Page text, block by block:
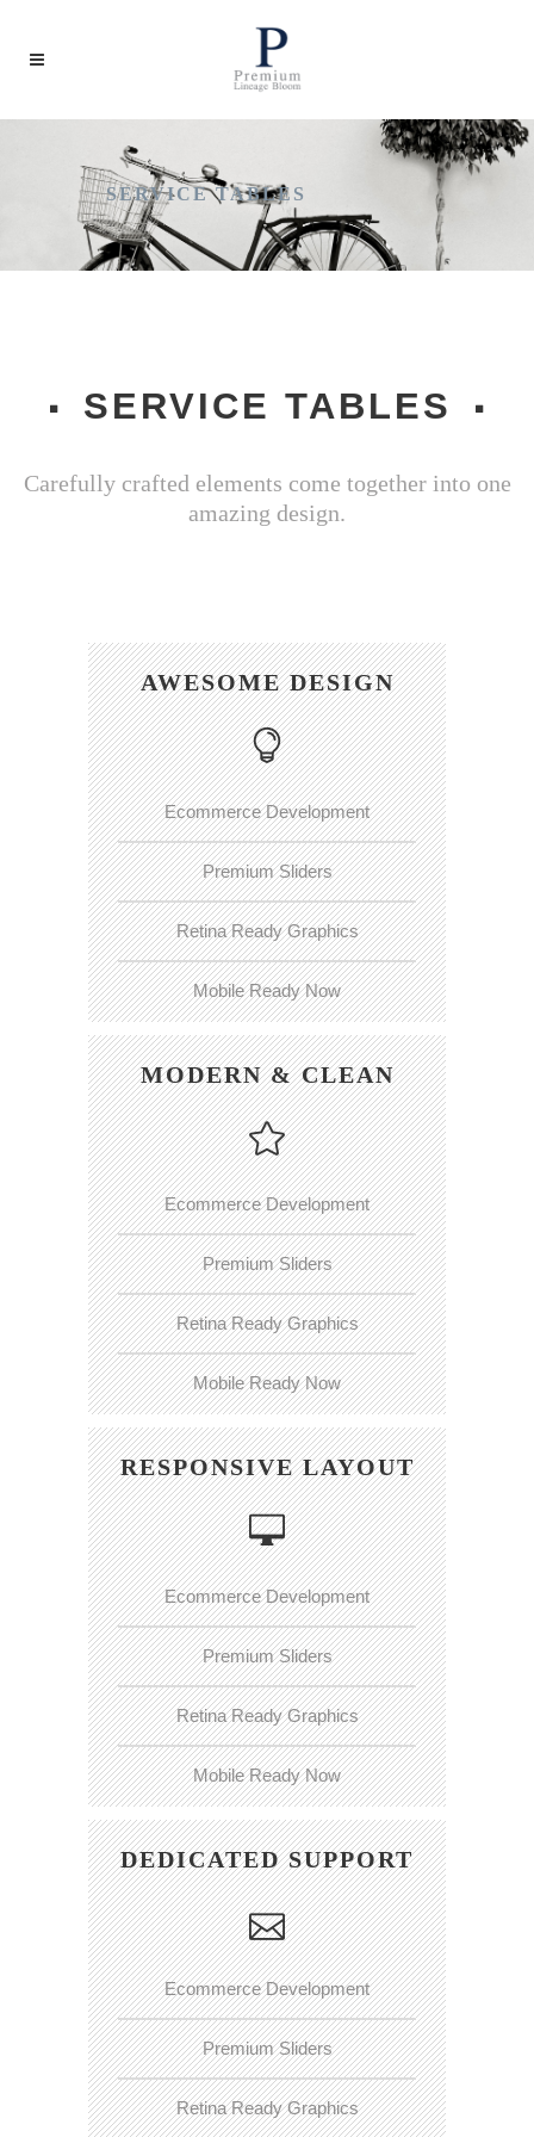
SERVICE TABLES
SERVICE TABLES
Carefully crafted elements come together into one
amazing design.
AWESOME DESIGN
Ecommerce Development
Premium Sliders
Retina Ready Graphics
Mobile Ready Now
MODERN & CLEAN
Ecommerce Development
Premium Sliders
Retina Ready Graphics
Mobile Ready Now
RESPONSIVE LAYOUT
Ecommerce Development
Premium Sliders
Retina Ready Graphics
Mobile Ready Now
DEDICATED SUPPORT
Ecommerce Development
Premium Sliders
Retina Ready Graphics